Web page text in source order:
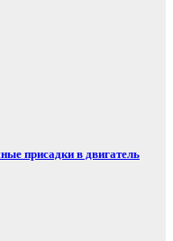
присадки в двигатель